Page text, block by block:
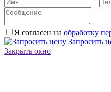
Я согласен на обработку
Запросить
Закрыть окно